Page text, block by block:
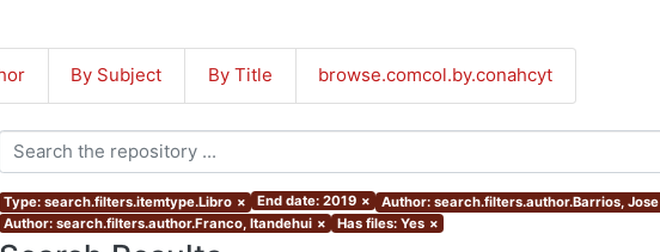
By Subject By Title browse.comcol.by.conahcyt
Type: search.filters.itemtype.Libro × End date: 2019 × Author: search.filters.author.Barrios, Jose
Author: search.filters.author.Franco, Itandehui × Has files: Yes ×